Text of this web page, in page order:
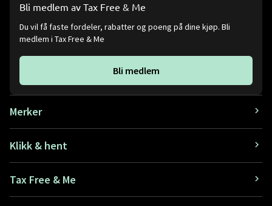
Bli medlem av Tax Free & Me
Du vil få faste fordeler, rabatter og poeng på dine kjøp. Bli
medlem i Tax Free & Me
Bli medlem
Merker
Klikk & hent
Tax Free & Me